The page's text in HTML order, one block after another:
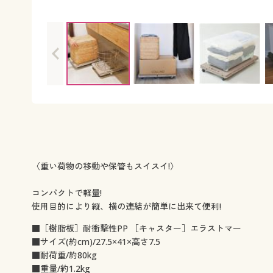
〈重い荷物の移動や保管もスイスイ!〉
コンパクトで軽量!
使用目的により縦、横の連結が簡単に出来て便利!
■［樹脂板］耐衝撃性PP ［キャスター］エラストマー
■サイズ(約cm)/27.5×41×高さ7.5
■耐荷重/約80kg
■重量/約1.2kg